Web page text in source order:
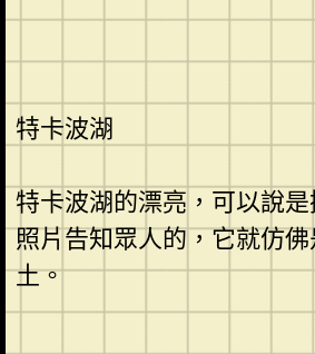
特卡波湖
特卡波湖的漂亮，可以說
照片告知眾人的，它就仿
土。